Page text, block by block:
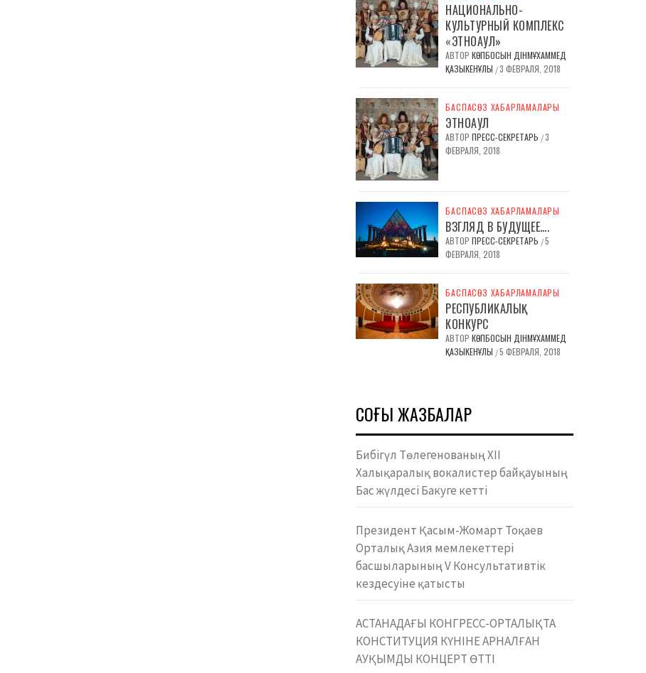
НАЦИОНАЛЬНО-
КУЛЬТУРНЫЙ КОМПЛЕКС
«ЭТНОАУЛ»
АВТОР КӨПБОСЫН ДІНМҰХАММЕД
ҚАЗЫКЕНҰЛЫ /3 ФЕВРАЛЯ, 2018
БАСПАСӨЗ ХАБАРЛАМАЛАРЫ
ЭТНОАУЛ
АВТОР ПРЕСС-СЕКРЕТАРЬ /3
ФЕВРАЛЯ, 2018
БАСПАСӨЗ ХАБАРЛАМАЛАРЫ
ВЗГЛЯД В БУДУЩЕЕ….
АВТОР ПРЕСС-СЕКРЕТАРЬ /5
ФЕВРАЛЯ, 2018
БАСПАСӨЗ ХАБАРЛАМАЛАРЫ
РЕСПУБЛИКАЛЫҚ
КОНКУРС
АВТОР КӨПБОСЫН ДІНМҰХАММЕД
ҚАЗЫКЕНҰЛЫ /5 ФЕВРАЛЯ, 2018
СОҢҒЫ ЖАЗБАЛАР
Бибігүл Төлегенованың ХІІ
Халықаралық вокалистер байқауының
Бас жүлдесі Бакуге кетті
Президент Қасым-Жомарт Тоқаев
Орталық Азия мемлекеттері
басшыларының V Консультативтік
кездесуіне қатысты
АСТАНАДАҒЫ КОНГРЕСС-ОРТАЛЫҚТА
КОНСТИТУЦИЯ КҮНІНЕ АРНАЛҒАН
АУҚЫМДЫ КОНЦЕРТ ӨТТІ